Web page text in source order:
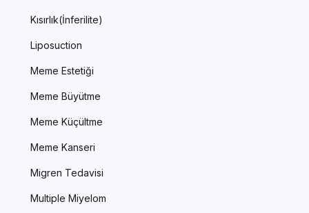
Kısırlık(İnferilite)
Liposuction
Meme Estetiği
Meme Büyütme
Meme Küçültme
Meme Kanseri
Migren Tedavisi
Multiple Miyelom